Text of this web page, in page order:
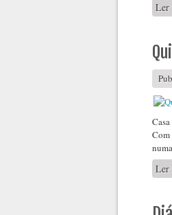
Ler
Com
Ler